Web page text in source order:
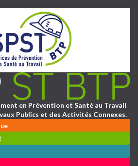
en Prévention et Santé au Travail
Publics et des Activités Connexes.